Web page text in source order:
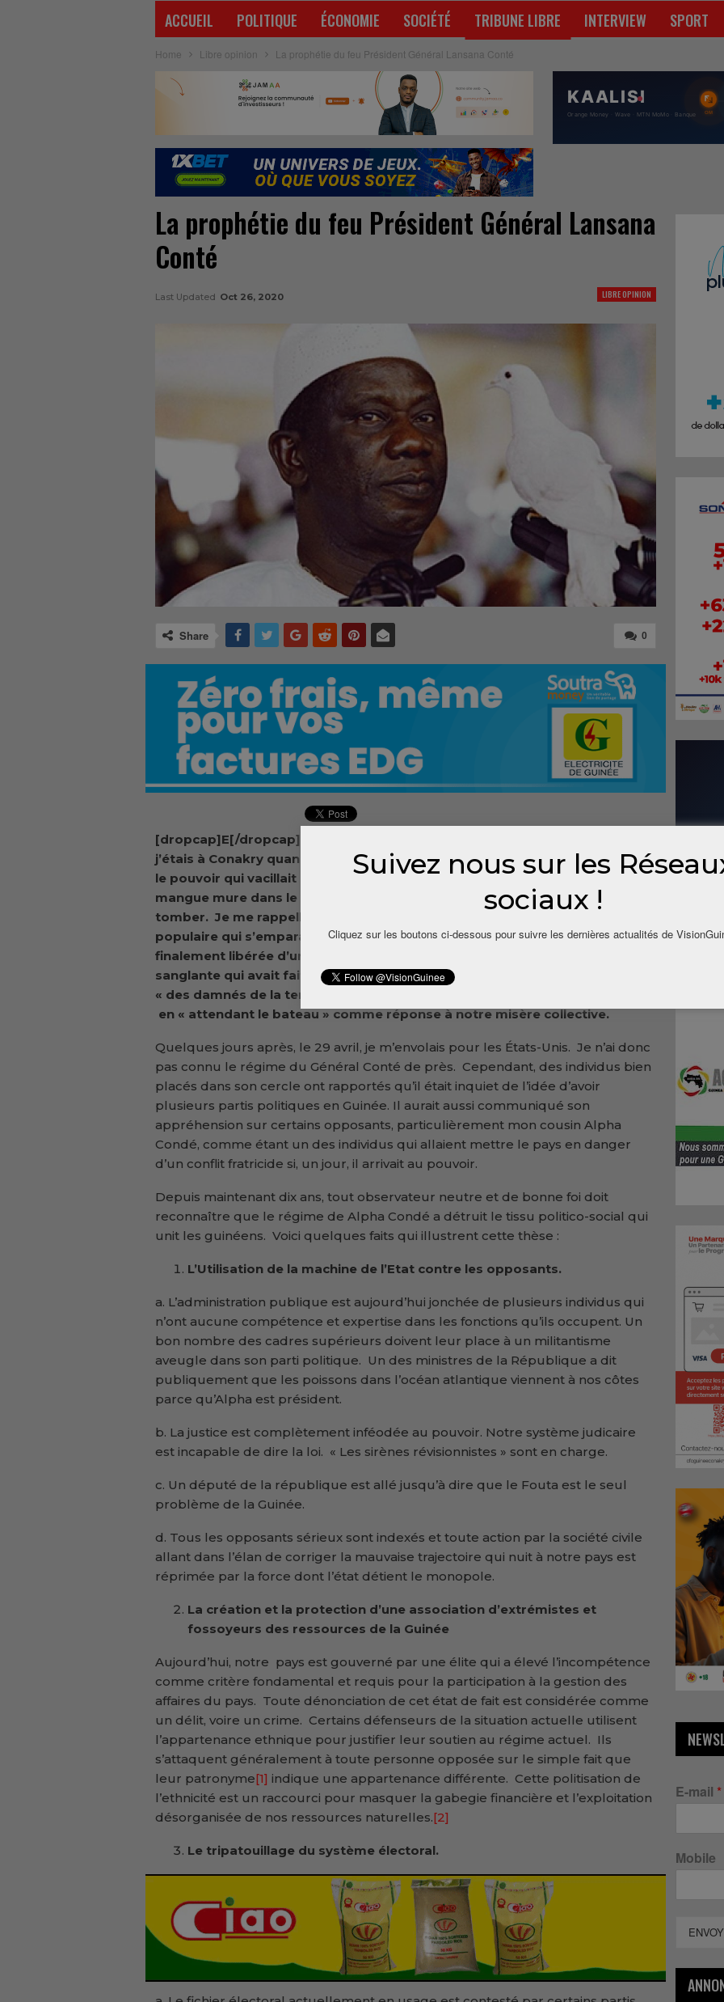
ACCUEIL POLITIQUE ÉCONOMIE SOCIÉTÉ TRIBUNE LIBRE INTERVIEW SPORT
Home Libre opinion La prophétie du feu Président Général Lansana Conté
La prophétie du feu Président Général Lansana
Conté
LIBRE OPINION
Last Updated Oct 26, 2020
0
Share
[dropcap]E[/dropcap]n avril 1984,
j’étais à Conakry quand l’Armée prit
le pouvoir qui vacillait comme une
mangue mure dans le vent, prête à
tomber. Je me rappelle de la liesse
populaire qui s’empara de la ville
finalement libérée d’une dictature
sanglante qui avait fait des Guinéens
« des damnés de la terre ». Fini avec
en « attendant le bateau » comme réponse à notre misère collective.
Quelques jours après, le 29 avril, je m’envolais pour les États-Unis. Je n’ai donc
pas connu le régime du Général Conté de près. Cependant, des individus bien
placés dans son cercle ont rapportés qu’il était inquiet de l’idée d’avoir
plusieurs partis politiques en Guinée. Il aurait aussi communiqué son
appréhension sur certains opposants, particulièrement mon cousin Alpha
Condé, comme étant un des individus qui allaient mettre le pays en danger
d’un conflit fratricide si, un jour, il arrivait au pouvoir.
Depuis maintenant dix ans, tout observateur neutre et de bonne foi doit
reconnaître que le régime de Alpha Condé a détruit le tissu politico-social qui
unit les guinéens. Voici quelques faits qui illustrent cette thèse :
L’Utilisation de la machine de l’Etat contre les opposants.
a. L’administration publique est aujourd’hui jonchée de plusieurs individus qui
n’ont aucune compétence et expertise dans les fonctions qu’ils occupent. Un
bon nombre des cadres supérieurs doivent leur place à un militantisme
aveugle dans son parti politique. Un des ministres de la République a dit
publiquement que les poissons dans l’océan atlantique viennent à nos côtes
parce qu’Alpha est président.
b. La justice est complètement inféodée au pouvoir. Notre système judicaire
est incapable de dire la loi. « Les sirènes révisionnistes » sont en charge.
c. Un député de la république est allé jusqu’à dire que le Fouta est le seul
problème de la Guinée.
d. Tous les opposants sérieux sont indexés et toute action par la société civile
allant dans l’élan de corriger la mauvaise trajectoire qui nuit à notre pays est
réprimée par la force dont l’état détient le monopole.
La création et la protection d’une association d’extrémistes et
fossoyeurs des ressources de la Guinée
Aujourd’hui, notre pays est gouverné par une élite qui a élevé l’incompétence
comme critère fondamental et requis pour la participation à la gestion des
affaires du pays. Toute dénonciation de cet état de fait est considérée comme
un délit, voire un crime. Certains défenseurs de la situation actuelle utilisent
l’appartenance ethnique pour justifier leur soutien au régime actuel. Ils
s’attaquent généralement à toute personne opposée sur le simple fait que
leur patronyme[1] indique une appartenance différente. Cette politisation de
l’ethnicité est un raccourci pour masquer la gabegie financière et l’exploitation
désorganisée de nos ressources naturelles.[2]
Le tripatouillage du système électoral.
E-mail *
Mobile
Suivez nous sur les
sociaux !
Cliquez sur les boutons ci-dessous pour suivre les dernières actualités de